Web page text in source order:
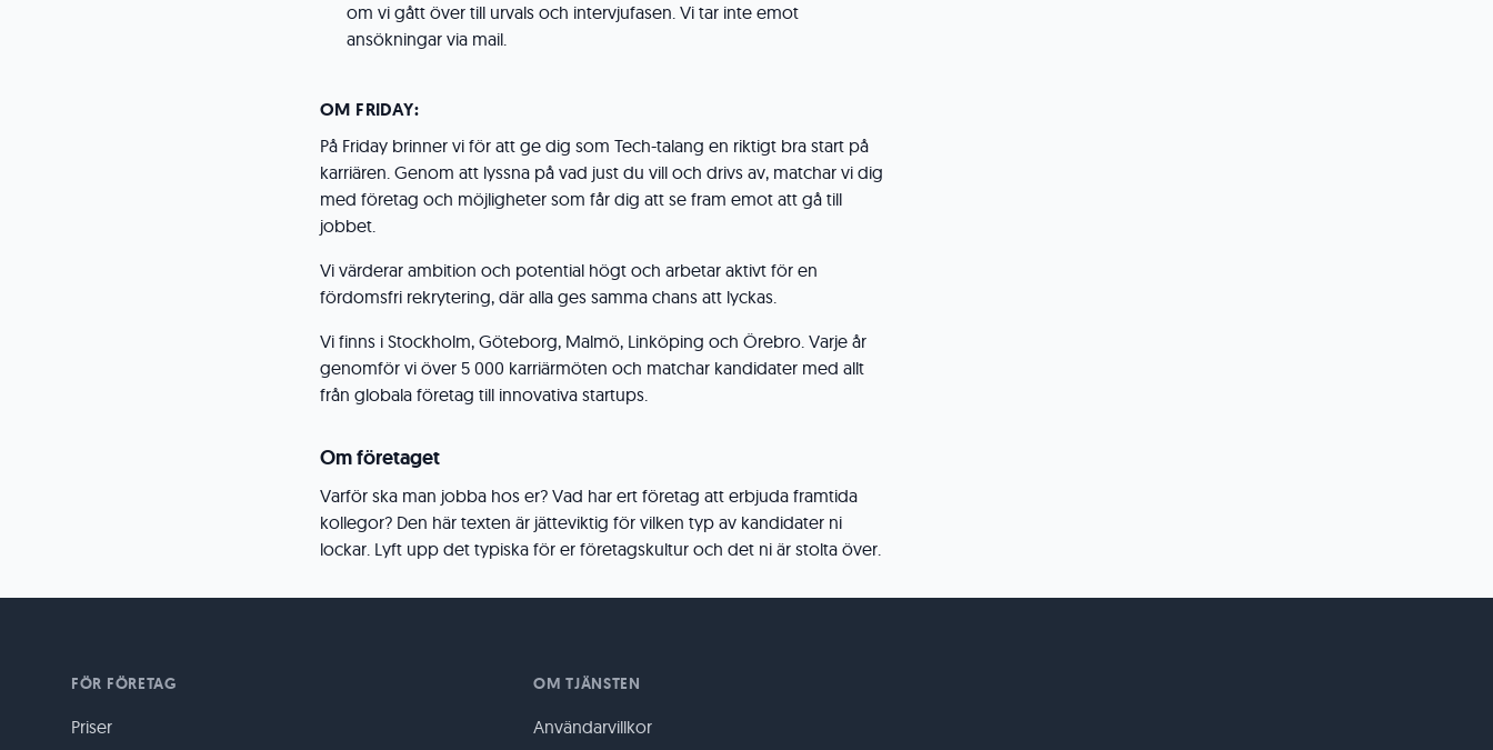
om vi gått över till urvals och intervjufasen. Vi tar inte emot
ansökningar via mail.
OM FRIDAY:
På Friday brinner vi för att ge dig som Tech-talang en riktigt bra start på
karriären. Genom att lyssna på vad just du vill och drivs av, matchar vi dig
med företag och möjligheter som får dig att se fram emot att gå till
jobbet.
Vi värderar ambition och potential högt och arbetar aktivt för en
fördomsfri rekrytering, där alla ges samma chans att lyckas.
Vi finns i Stockholm, Göteborg, Malmö, Linköping och Örebro. Varje år
genomför vi över 5 000 karriärmöten och matchar kandidater med allt
från globala företag till innovativa startups.
Om företaget
Varför ska man jobba hos er? Vad har ert företag att erbjuda framtida
kollegor? Den här texten är jätteviktig för vilken typ av kandidater ni
lockar. Lyft upp det typiska för er företagskultur och det ni är stolta över.
FÖR FÖRETAG
Priser
OM TJÄNSTEN
Användarvillkor